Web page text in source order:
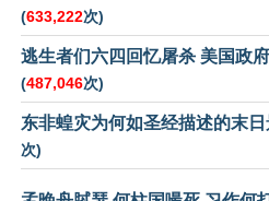
(633,222次)
逃生者们六四回忆屠杀 美国政
(487,046次)
东非蝗灾为何如圣经描述的末日
次)